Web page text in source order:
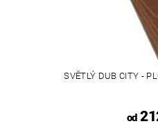
SVĚTLÝ DUB CITY -
od